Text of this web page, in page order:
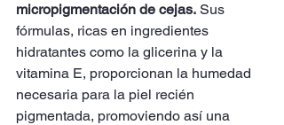
micropigmentación de cejas. Sus
fórmulas, ricas en ingredientes
hidratantes como la glicerina y la
vitamina E, proporcionan la humedad
necesaria para la piel recién
pigmentada, promoviendo así una